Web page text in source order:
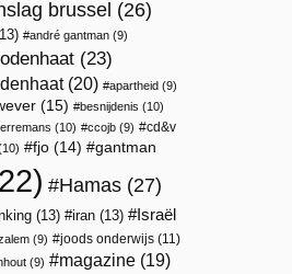
brussel (26)
andré gantman (9)
(23)
(20) apartheid (9)
(15) besnijdenis (10)
(10) ccojb (9)
cd&v
fjo (14) gantman
Hamas (27)
(13) iran (13)
Israël
(9) joods onderwijs (11)
(9) magazine (19)